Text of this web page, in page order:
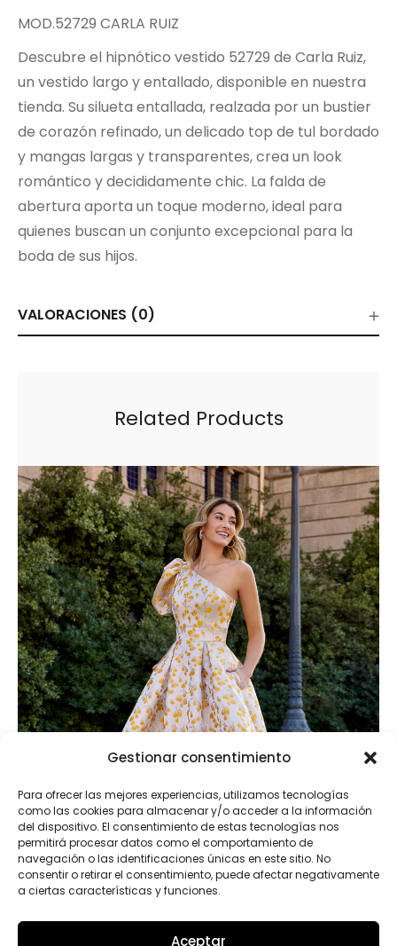
Gestionar consentimiento
Para ofrecer las mejores experiencias, utilizamos tecnologías
como las cookies para almacenar y/o acceder a la información
del dispositivo. El consentimiento de estas tecnologías nos
permitirá procesar datos como el comportamiento de
navegación o las identificaciones únicas en este sitio. No
consentir o retirar el consentimiento, puede afectar negativamente
a ciertas características y funciones.
Aceptar
MOD.52729 CARLA RUIZ
Descubre el hipnótico vestido 52729 de Carla Ruiz,
un vestido largo y entallado, disponible en nuestra
tienda. Su silueta entallada, realzada por un bustier
de corazón refinado, un delicado top de tul bordado
y mangas largas y transparentes, crea un look
romántico y decididamente chic. La falda de
abertura aporta un toque moderno, ideal para
quienes buscan un conjunto excepcional para la
boda de sus hijos.
VALORACIONES (0)
Related Products